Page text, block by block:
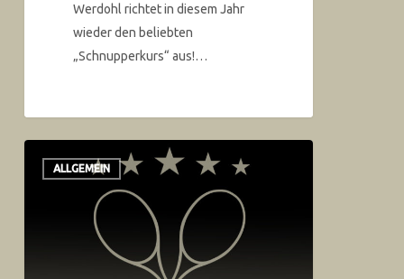
Werdohl richtet in diesem Jahr
wieder den beliebten
„Schnupperkurs“ aus!…
ALLGEMEIN